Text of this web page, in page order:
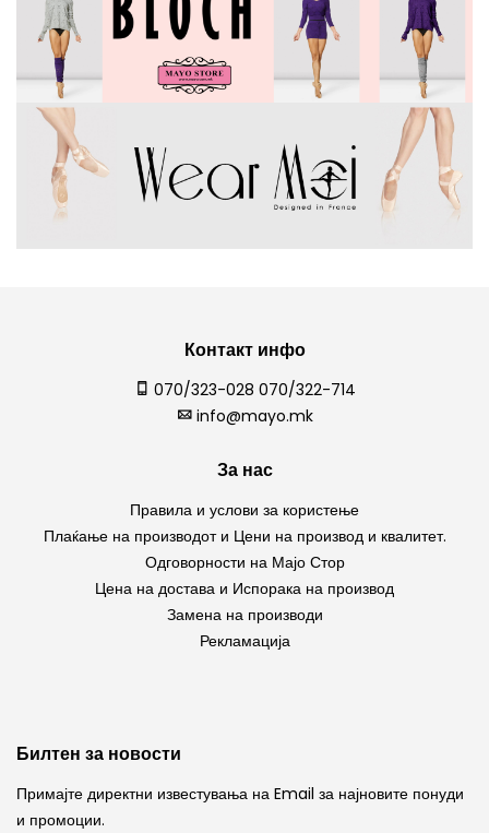
Контакт инфо
070/323-028 070/322-714
info@mayo.mk
За нас
Правила и услови за користење
Плаќање на производот и Цени на производ и квалитет.
Одговорности на Мајо Стор
Цена на достава и Испорака на производ
Замена на производи
Рекламација
Билтен за новости
Примајте директни известувања на Email за најновите понуди
и промоции.